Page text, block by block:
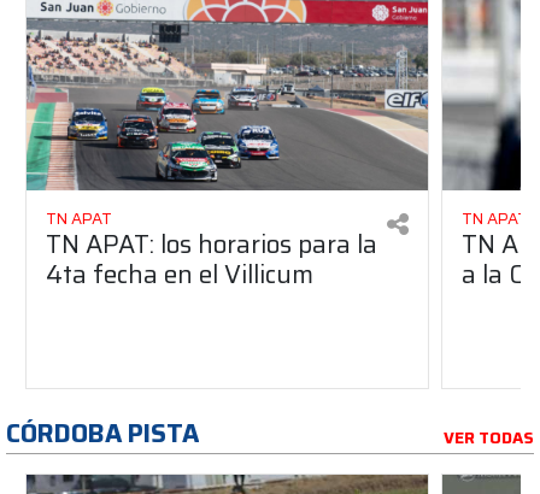
TN APAT
TN APAT: los horarios para la
4ta fecha en el Villicum
TN APAT
TN
a la
CÓRDOBA PISTA VER TODAS